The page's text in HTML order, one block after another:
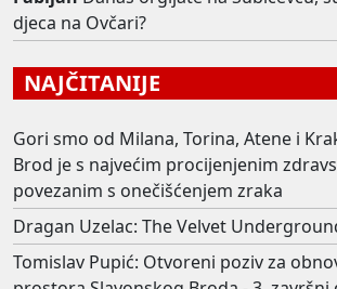
djeca na Ovčari?
NAJČITANIJE
Gori smo od Milana, Torina, Atene i
Brod je s najvećim procijenjenim
povezanim s onečišćenjem zraka
Dragan Uzelac: The Velvet Underground
Tomislav Pupić: Otvoreni poziv za